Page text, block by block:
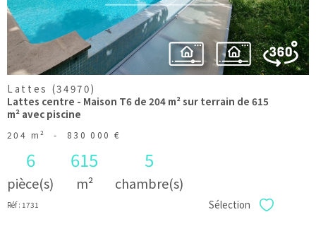
Lattes (34970)
Lattes centre - Maison T6 de 204 m² sur terrain de 615
m² avec piscine
204 m² - 830 000 €
6
pièce(s)
615
m²
5
chambre(s)
Réf : 1731 Sélection Sélectionner